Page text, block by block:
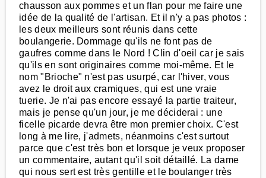
chausson aux pommes et un flan pour me faire une
idée de la qualité de l'artisan. Et il n'y a pas photos :
les deux meilleurs sont réunis dans cette
boulangerie. Dommage qu'ils ne font pas de
gaufres comme dans le Nord ! Clin d'oeil car je sais
qu'ils en sont originaires comme moi-même. Et le
nom "Brioche" n'est pas usurpé, car l'hiver, vous
avez le droit aux cramiques, qui est une vraie
tuerie. Je n'ai pas encore essayé la partie traiteur,
mais je pense qu'un jour, je me déciderai : une
ficelle picarde devra être mon premier choix. C'est
long à me lire, j'admets, néanmoins c'est surtout
parce que c'est très bon et lorsque je veux proposer
un commentaire, autant qu'il soit détaillé. La dame
qui nous sert est très gentille et le boulanger très